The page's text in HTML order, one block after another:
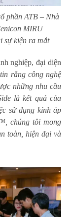
phần ATB – Nhà
MIRU
sự kiện ra mắt
nghiệp, đại diện
rằng công nghệ
những nhu cầu
là kết quả của
sử dụng kính áp
chúng tôi mong
toàn, hiện đại và